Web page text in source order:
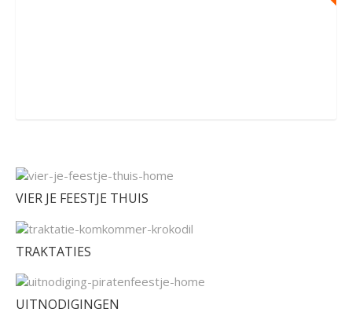
VIER JE FEESTJE THUIS
TRAKTATIES
UITNODIGINGEN